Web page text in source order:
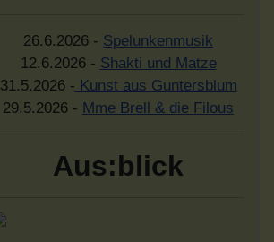
26.6.2026 - Spelunkenmusik
12.6.2026 - Shakti und Matze
31.5.2026 - Kunst aus Guntersblum
29.5.2026 - Mme Brell & die Filous
Aus:blick